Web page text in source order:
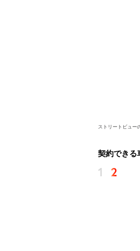
ストリートビュー
契約できる
1 2